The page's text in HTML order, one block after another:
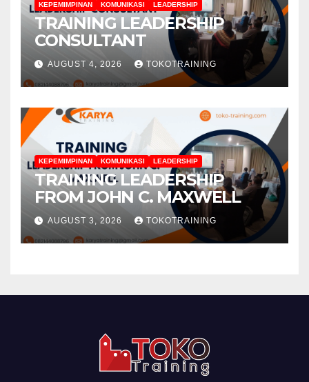
KEPEMIMPINAN KOMUNIKASI LEADERSHIP
TRAINING LEADERSHIP
CONSULTANT
AUGUST 4, 2026 TOKOTRAINING
KEPEMIMPINAN KOMUNIKASI LEADERSHIP
TRAINING LEADERSHIP
FROM JOHN C. MAXWELL
AUGUST 3, 2026 TOKOTRAINING